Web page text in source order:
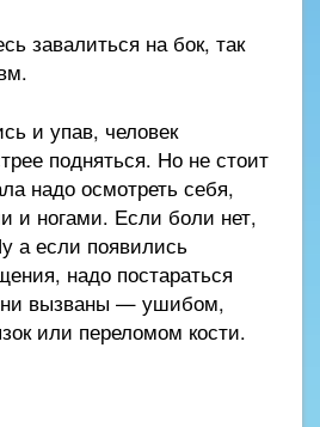
завалиться на бок, так
и упав, человек
подняться. Но не стоит
надо осмотреть себя,
и ногами. Если боли нет,
а если появились
надо постараться
вызваны — ушибом,
или переломом кости.